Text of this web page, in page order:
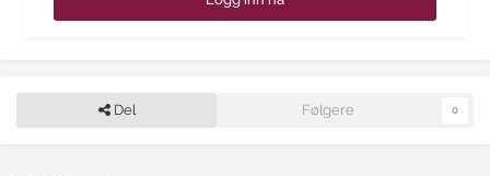
Del Følgere 0